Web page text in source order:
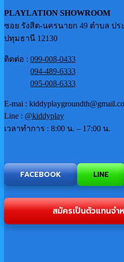
PLAYLATION SHOWROOM
ซอย รังสิต-นครนายก 49 ตำบล ป
ปทุมธานี 12130
ติดต่อ : 099-008-0433
094-489-6333
095-008-6333
E-mai :
Line : @kiddyplay
เวลาทำการ : 8:00 น. – 17:00 น.
FACEBOOK LINE
สมัครเป็นตัวแทนจำ